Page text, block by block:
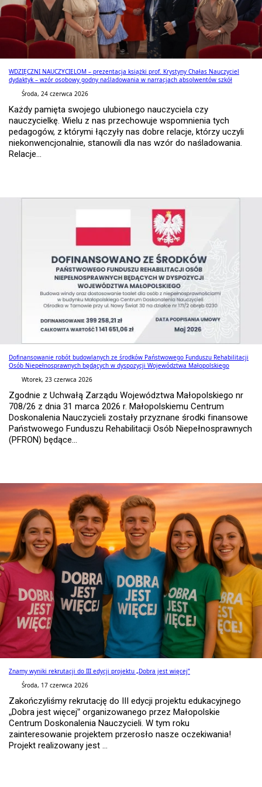
WDZIĘCZNI NAUCZYCIELOM – prezentacja książki prof. Krystyny Chałas Nauczyciel
dydaktyk – wzór osobowy godny naśladowania w narracjach absolwentów szkół
Środa, 24 czerwca 2026
Każdy pamięta swojego ulubionego nauczyciela czy
nauczycielkę. Wielu z nas przechowuje wspomnienia tych
pedagogów, z którymi łączyły nas dobre relacje, którzy uczyli
niekonwencjonalnie, stanowili dla nas wzór do naśladowania.
Relacje...
Dofinansowanie robót budowlanych ze środków Państwowego Funduszu Rehabilitacji
Osób Niepełnosprawnych będących w dyspozycji Województwa Małopolskiego
Wtorek, 23 czerwca 2026
Zgodnie z Uchwałą Zarządu Województwa Małopolskiego nr
708/26 z dnia 31 marca 2026 r. Małopolskiemu Centrum
Doskonalenia Nauczycieli zostały przyznane środki finansowe
Państwowego Funduszu Rehabilitacji Osób Niepełnosprawnych
(PFRON) będące...
Znamy wyniki rekrutacji do III edycji projektu „Dobra jest więcej”
Środa, 17 czerwca 2026
Zakończyliśmy rekrutację do III edycji projektu edukacyjnego
„Dobra jest więcej” organizowanego przez Małopolskie
Centrum Doskonalenia Nauczycieli. W tym roku
zainteresowanie projektem przerosło nasze oczekiwania!
Projekt realizowany jest ...